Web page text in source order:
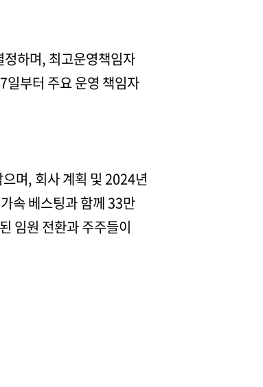
하며, 최고운영책임자
일부터 주요 운영 책임자
며, 회사 계획 및 2024년
속 베스팅과 함께 33만
임원 전환과 주주들이